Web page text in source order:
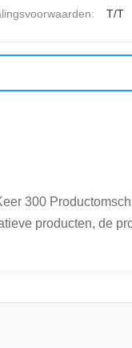
T/T
300
producten, de